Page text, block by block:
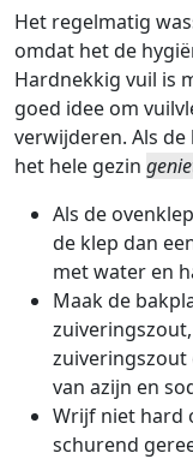
Het regelmatig
omdat het de
Hardnekkig vuil is
goed idee om
verwijderen. Als
het hele gezin
Als de
de klep dan
met water en
Maak de
zuiveringszout
van azijn en
Wrijf niet hard
schurend